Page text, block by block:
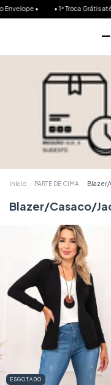
• • 1ª Troca Grátis até
Início PARTE DE CIMA Blazer/
Blazer/Casaco/
ESGOTADO